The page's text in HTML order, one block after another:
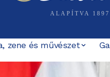
ALAPÍTVA
zene és művészet